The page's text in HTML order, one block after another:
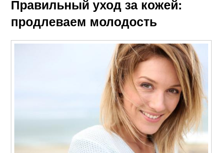
Правильный уход за кожей:
продлеваем молодость